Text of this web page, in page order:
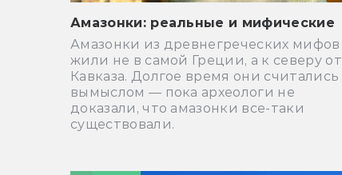
Амазонки: реальные и мифические
Амазонки из древнегреческих мифов
жили не в самой Греции, а к северу от
Кавказа. Долгое время они считались
вымыслом — пока археологи не
доказали, что амазонки все-таки
существовали.